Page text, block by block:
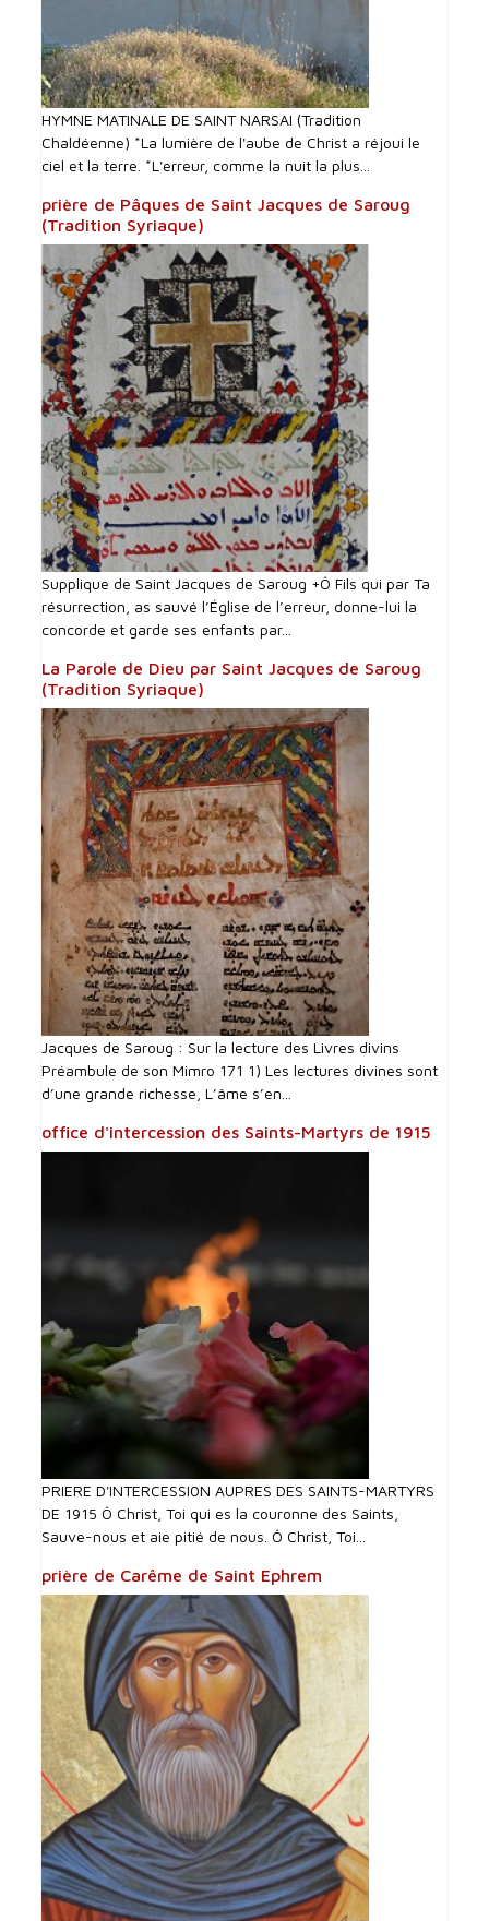
HYMNE MATINALE DE SAINT NARSAI (Tradition
Chaldéenne) *La lumière de l'aube de Christ a réjoui le
ciel et la terre. *L'erreur, comme la nuit la plus...
prière de Pâques de Saint Jacques de Saroug
(Tradition Syriaque)
Supplique de Saint Jacques de Saroug +Ô Fils qui par Ta
résurrection, as sauvé l’Église de l’erreur, donne-lui la
concorde et garde ses enfants par...
La Parole de Dieu par Saint Jacques de Saroug
(Tradition Syriaque)
Jacques de Saroug : Sur la lecture des Livres divins
Préambule de son Mimro 171 1) Les lectures divines sont
d’une grande richesse, L’âme s’en...
office d'intercession des Saints-Martyrs de 1915
PRIERE D'INTERCESSI0N AUPRES DES SAINTS-MARTYRS
DE 1915 Ô Christ, Toi qui es la couronne des Saints,
Sauve-nous et aie pitié de nous. Ô Christ, Toi...
prière de Carême de Saint Ephrem